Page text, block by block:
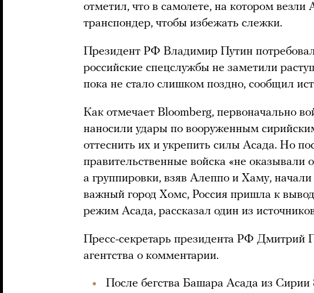
отметил, что в самолете, на котором везли
транспондер, чтобы избежать слежки.
Президент РФ Владимир Путин
российские спецслужбы не заметили
пока не стало слишком поздно, сообщил
Как отмечает Bloomberg, первоначально
наносили удары по вооруженным
оттеснить их и укрепить силы Асада. Но
правительственные войска «не оказывали
а группировки, взяв Алеппо и Хаму, начали
важный город Хомс, Россия пришла к
режим Асада, рассказал один из
Пресс-секретарь президента РФ Дмитрий
агентства о комментарии.
После бегства Башара Асада из Сирии